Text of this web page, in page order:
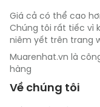
Về chúng tôi
Giá cả có thể cao
Chúng tôi rất tiếc vì
niêm yết trên trang
Muarenhat.vn là
hàng